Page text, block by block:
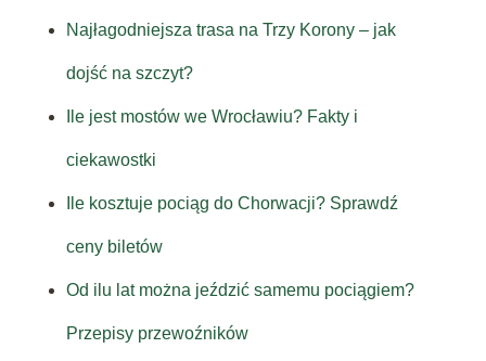
Najłagodniejsza trasa na Trzy Korony – jak
dojść na szczyt?
Ile jest mostów we Wrocławiu? Fakty i
ciekawostki
Ile kosztuje pociąg do Chorwacji? Sprawdź
ceny biletów
Od ilu lat można jeździć samemu pociągiem?
Przepisy przewoźników